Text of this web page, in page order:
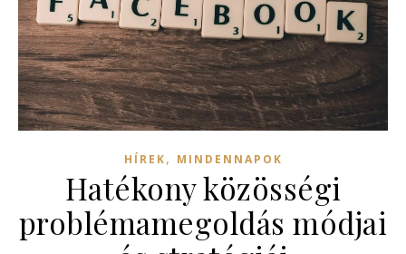
HÍREK, MINDENNAPOK
Hatékony közösségi
problémamegoldás módjai